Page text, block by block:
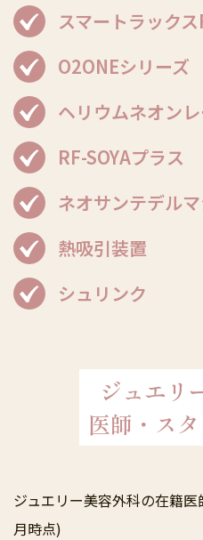
スマートラック
O2ONEシリーズ
ヘリウムネオン
RF-SOYAプラス
ネオサンテデル
熱吸引装置
シュリンク
ジュエリ
医師・ス
ジュエリー美容外科の在籍
月時点)